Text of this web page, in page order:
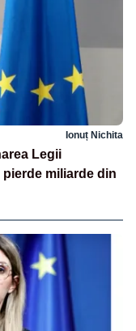
Ionuț Nichita
Legii
miliarde din